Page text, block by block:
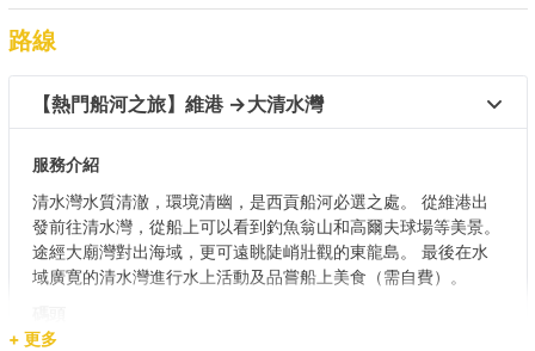
路線
【熱門船河之旅】維港 →大清水灣
服務介紹
清水灣水質清澈，環境清幽，是西貢船河必選之處。 從維港出
發前往清水灣，從船上可以看到釣魚翁山和高爾夫球場等美景。
途經大廟灣對出海域，更可遠眺陡峭壯觀的東龍島。 最後在水
域廣寛的清水灣進行水上活動及品嘗船上美食（需自費）。
(尖沙咀)九龍公眾碼頭 (2,3,4 號梯台) / 中環 (10號碼頭)/ 中環
+ 更多